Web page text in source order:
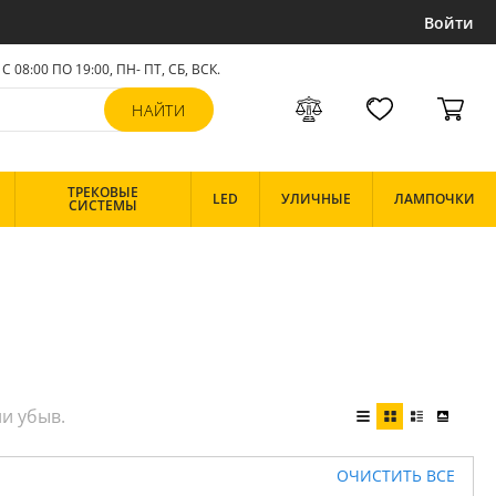
Войти
С 08:00 ПО 19:00, ПН- ПТ, СБ, ВСК.
ТРЕКОВЫЕ
СИСТЕМЫ LED УЛИЧНЫЕ ЛАМПОЧКИ
ОЧИСТИТЬ ВСЕ